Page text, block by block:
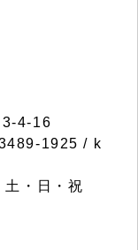
4-16
1925 / k
・日・祝